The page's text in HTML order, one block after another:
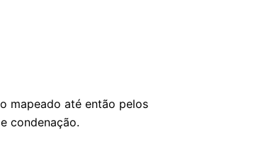
mapeado até então pelos
condenação.